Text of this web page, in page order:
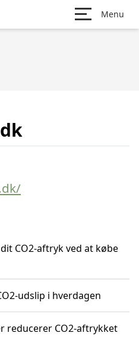
Menu
CO2-aftryk ved at købe
udslip i hverdagen
reducerer CO2-aftrykket